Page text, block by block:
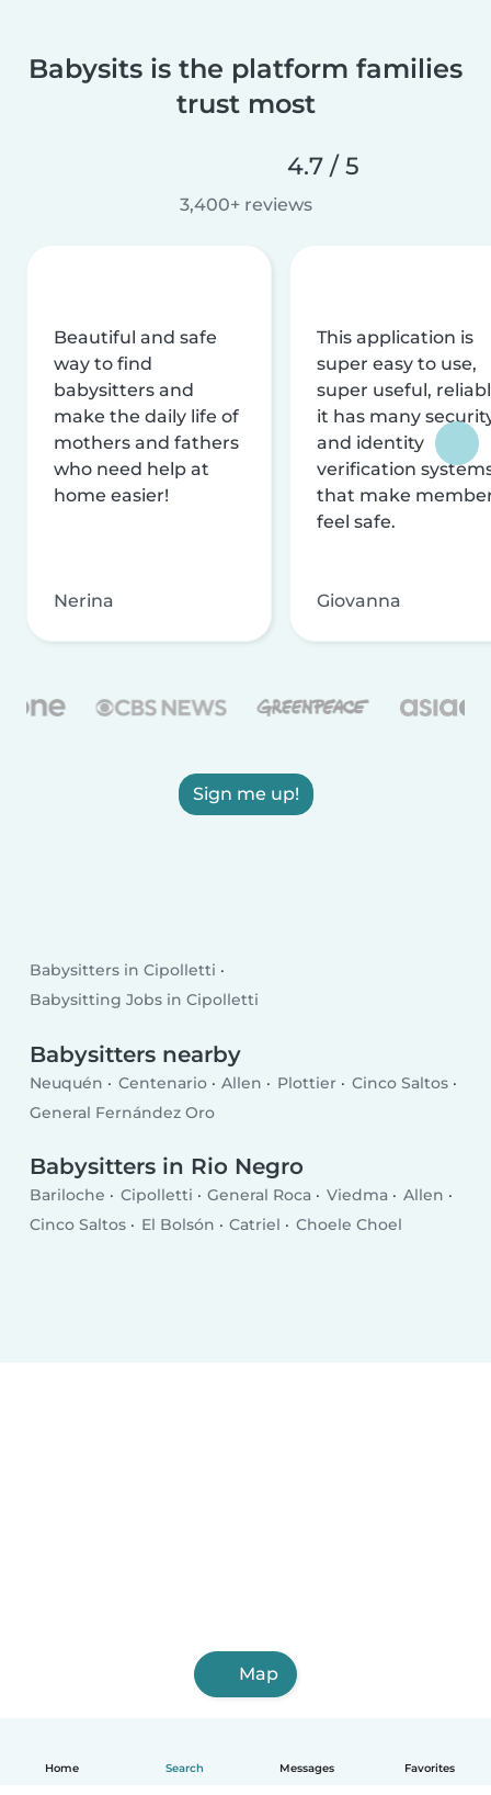
Home Search Messages Favorites
Babysits is the platform families
trust most
4.7 / 5
3,400+ reviews
Beautiful and safe
way to find
babysitters and
make the daily life of
mothers and fathers
who need help at
home easier!
Nerina
This application is
super easy to use,
super useful,
it has many
and identity
verification
that make
feel safe.
Giovanna
Sign me up!
Babysitters in Cipolletti
Babysitting Jobs in Cipolletti
Babysitters nearby
Neuquén Centenario Allen Plottier
Cinco Saltos
General Fernández Oro
Babysitters in Rio Negro
Bariloche Cipolletti General Roca Viedma
Allen
Cinco Saltos
El Bolsón Catriel Choele Choel
Map